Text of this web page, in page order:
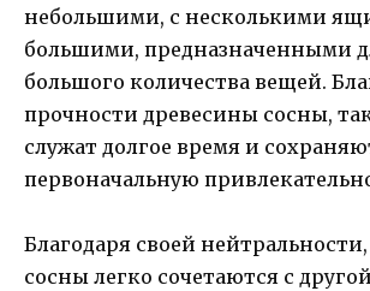
небольшими, с несколькими
большими, предназначенными
большого количества вещей.
прочности древесины сосны,
служат долгое время и
первоначальную
Благодаря своей
сосны легко сочетаются с